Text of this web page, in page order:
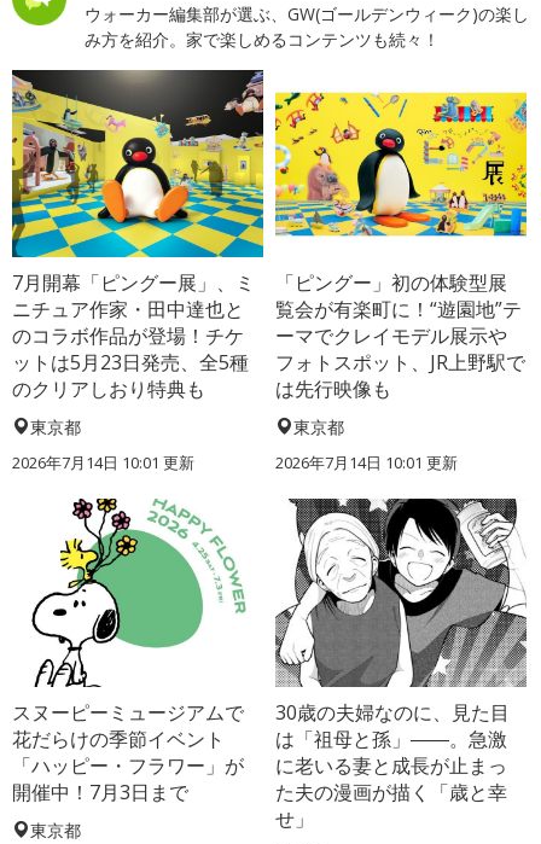
ウォーカー編集部が選ぶ、GW(ゴールデンウィーク)の楽し
み方を紹介。家で楽しめるコンテンツも続々！
7月開幕「ピングー展」、ミ
ニチュア作家・田中達也と
のコラボ作品が登場！チケ
ットは5月23日発売、全5種
のクリアしおり特典も
東京都
2026年7月14日 10:01 更新
「ピングー」初の体験型展
覧会が有楽町に！“遊園地”テ
ーマでクレイモデル展示や
フォトスポット、JR上野駅で
は先行映像も
東京都
2026年7月14日 10:01 更新
スヌーピーミュージアムで
花だらけの季節イベント
「ハッピー・フラワー」が
開催中！7月3日まで
東京都
30歳の夫婦なのに、見た目
は「祖母と孫」――。急激
に老いる妻と成長が止まっ
た夫の漫画が描く「歳と幸
せ」